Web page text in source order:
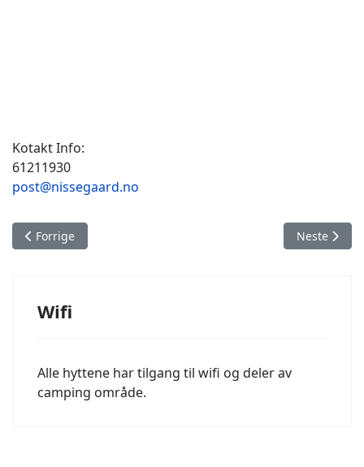
Kotakt Info:
61211930
post@nissegaard.no
Forrige artikkel: Selskapslokale
Forrige Neste
Neste
Wifi
Alle hyttene har tilgang til wifi og deler av
camping område.